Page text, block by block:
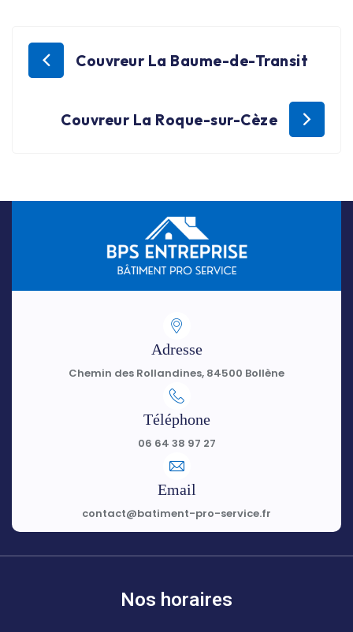
Couvreur La Baume-de-Transit
Couvreur La Roque-sur-Cèze
Adresse
Chemin des Rollandines, 84500 Bollène
Téléphone
06 64 38 97 27
Email
contact@batiment-pro-service.fr
Nos horaires